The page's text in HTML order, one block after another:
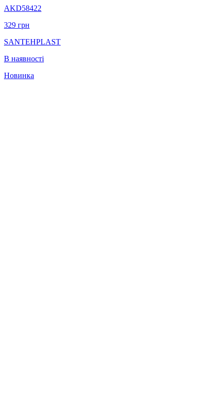
AKD58422
329 грн
SANTEHPLAST
В наявності
Новинка